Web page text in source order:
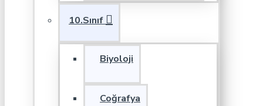
10.Sınıf
Biyoloji
Coğrafya